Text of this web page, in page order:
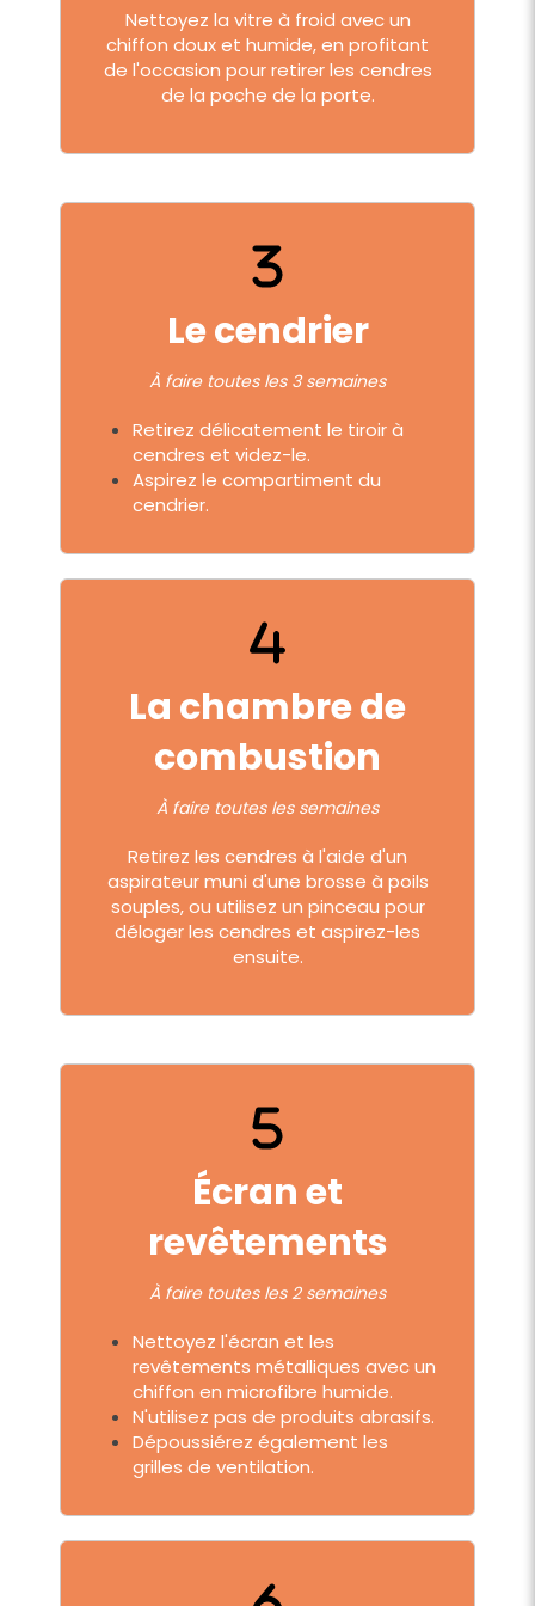
Nettoyez la vitre à froid avec un
chiffon doux et humide, en profitant
de l'occasion pour retirer les cendres
de la poche de la porte.
Le cendrier
À faire toutes les 3 semaines
Retirez délicatement le tiroir à
cendres et videz-le.
Aspirez le compartiment du
cendrier.
La chambre de
combustion
À faire toutes les semaines
Retirez les cendres à l'aide d'un
aspirateur muni d'une brosse à poils
souples, ou utilisez un pinceau pour
déloger les cendres et aspirez-les
ensuite.
Écran et
revêtements
À faire toutes les 2 semaines
Nettoyez l'écran et les
revêtements métalliques avec un
chiffon en microfibre humide.
N'utilisez pas de produits abrasifs.
Dépoussiérez également les
grilles de ventilation.